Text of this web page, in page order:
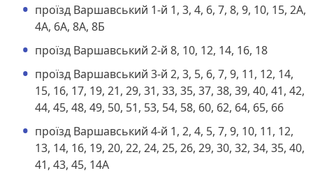
проїзд Варшавський 1-й 1, 3, 4, 6, 7, 8, 9, 10, 15, 2А,
4А, 6А, 8А, 8Б
проїзд Варшавський 2-й 8, 10, 12, 14, 16, 18
проїзд Варшавський 3-й 2, 3, 5, 6, 7, 9, 11, 12, 14,
15, 16, 17, 19, 21, 29, 31, 33, 35, 37, 38, 39, 40, 41, 42,
44, 45, 48, 49, 50, 51, 53, 54, 58, 60, 62, 64, 65, 66
проїзд Варшавський 4-й 1, 2, 4, 5, 7, 9, 10, 11, 12,
13, 14, 16, 19, 20, 22, 24, 25, 26, 29, 30, 32, 34, 35, 40,
41, 43, 45, 14А